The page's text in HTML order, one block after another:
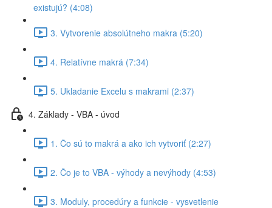
existujú? (4:08)
3. Vytvorenie absolútneho makra (5:20)
4. Relatívne makrá (7:34)
5. Ukladanie Excelu s makrami (2:37)
4. Základy - VBA - úvod
1. Čo sú to makrá a ako ich vytvoriť (2:27)
2. Čo je to VBA - výhody a nevýhody (4:53)
3. Moduly, procedúry a funkcie - vysvetlenie